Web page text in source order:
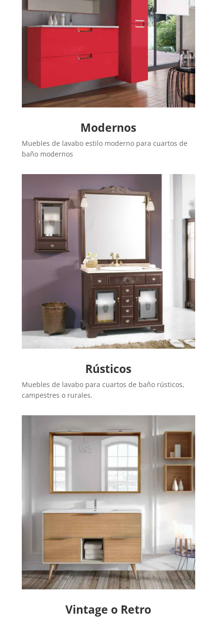
Modernos
Muebles de lavabo estilo moderno para cuartos de
baño modernos
Rústicos
Muebles de lavabo para cuartos de baño rústicos,
campestres o rurales.
Vintage o Retro